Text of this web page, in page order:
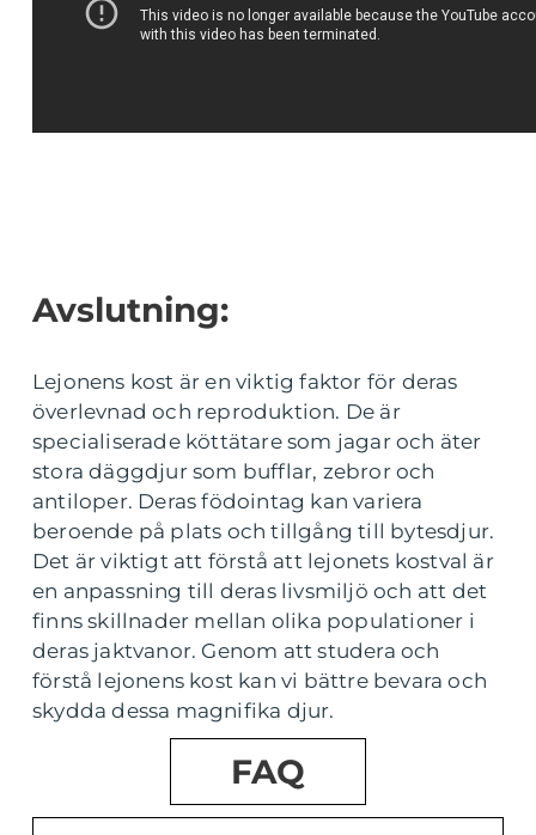
Avslutning:
Lejonens kost är en viktig faktor för deras
överlevnad och reproduktion. De är
specialiserade köttätare som jagar och äter
stora däggdjur som bufflar, zebror och
antiloper. Deras födointag kan variera
beroende på plats och tillgång till bytesdjur.
Det är viktigt att förstå att lejonets kostval är
en anpassning till deras livsmiljö och att det
finns skillnader mellan olika populationer i
deras jaktvanor. Genom att studera och
förstå lejonens kost kan vi bättre bevara och
skydda dessa magnifika djur.
FAQ